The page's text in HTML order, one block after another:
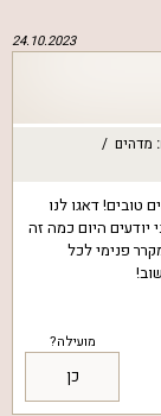
24.10.2023
: מדהים
טובים! דאגו לנו
היום כמה זה
פנימי לכל
מועילה?
כן